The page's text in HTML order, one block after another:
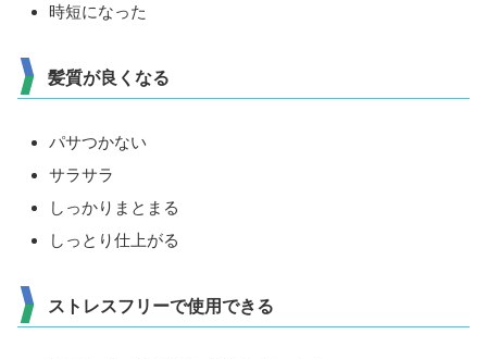
時短になった
髪質が良くなる
パサつかない
サラサラ
しっかりまとまる
しっとり仕上がる
ストレスフリーで使用できる